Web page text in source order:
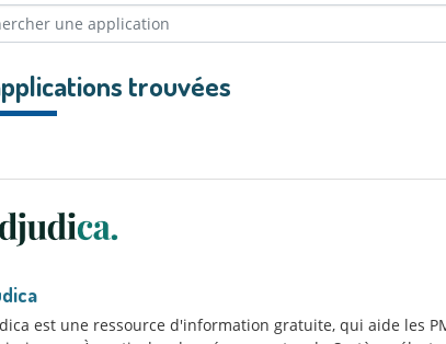
trouvées
est une ressource d'information gratuite, qui aide les